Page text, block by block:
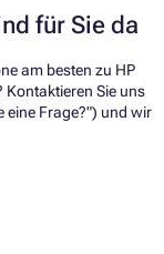
für Sie da
am besten zu HP
Kontaktieren Sie uns
eine Frage?") und wir